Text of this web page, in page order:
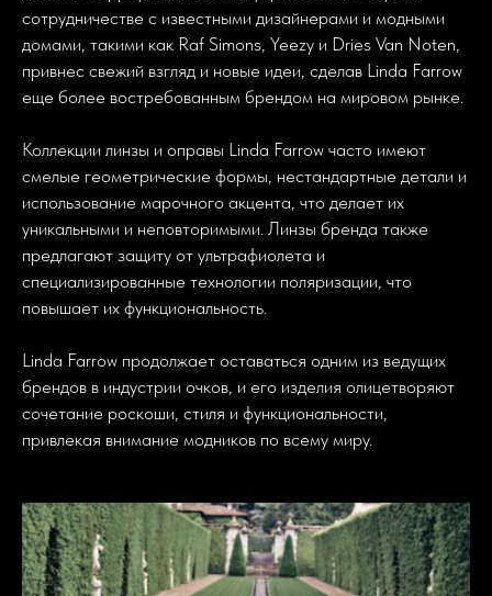
сотрудничестве с известными дизайнерами и модными
домами, такими как Raf Simons, Yeezy и Dries Van Noten,
привнес свежий взгляд и новые идеи, сделав Linda Farrow
еще более востребованным брендом на мировом рынке.
Коллекции линзы и оправы Linda Farrow часто имеют
смелые геометрические формы, нестандартные детали и
использование марочного акцента, что делает их
уникальными и неповторимыми. Линзы бренда также
предлагают защиту от ультрафиолета и
специализированные технологии поляризации, что
повышает их функциональность.
Linda Farrow продолжает оставаться одним из ведущих
брендов в индустрии очков, и его изделия олицетворяют
сочетание роскоши, стиля и функциональности,
привлекая внимание модников по всему миру.